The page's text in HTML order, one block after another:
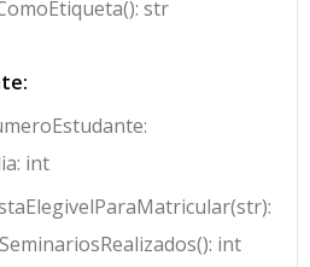
str
int
int